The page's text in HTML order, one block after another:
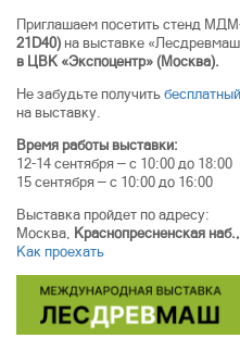
Приглашаем посетить стенд
21D40) на выставке
в ЦВК «Экспоцентр» (Москва).
Не забудьте получить
на выставку.
Время работы выставки:
12-14 сентября — с 10:00 до 18:00
15 сентября — с 10:00 до 16:00
Выставка пройдет по адресу:
Москва, Краснопресненская
Как проехать